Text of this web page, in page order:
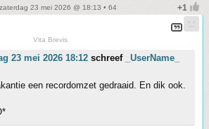
23 mei 2026 @ 18:13 • 64
Vita Brevis.
23 mei 2026 18:12 schreef
_UserName_
een recordomzet gedraaid. En dik ook.